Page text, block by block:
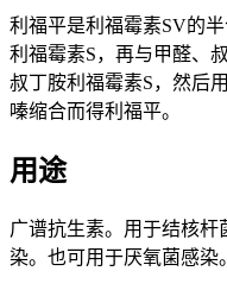
利福平是利福霉素SV的
利福霉素S，再与甲醛、
叔丁胺利福霉素S，然后
嗪缩合而得利福平。
用途
广谱抗生素。用于结核
染。也可用于厌氧菌感染。